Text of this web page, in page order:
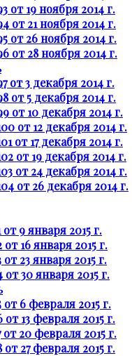
от 19 ноября 2014 г.
от 21 ноября 2014 г.
от 26 ноября 2014 г.
от 28 ноября 2014 г.
от 3 декабря 2014 г.
от 5 декабря 2014 г.
от 10 декабря 2014 г.
от 12 декабря 2014 г.
от 17 декабря 2014 г.
от 19 декабря 2014 г.
от 24 декабря 2014 г.
от 26 декабря 2014 г.
9 января 2015 г.
16 января 2015 г.
23 января 2015 г.
30 января 2015 г.
6 февраля 2015 г.
13 февраля 2015 г.
20 февраля 2015 г.
27 февраля 2015 г.